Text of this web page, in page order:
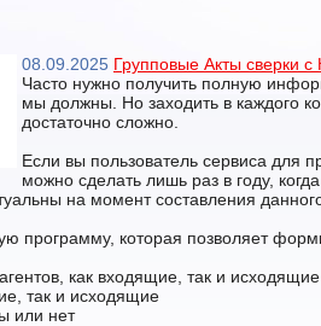
08.09.2025 Групповые Акты сверки
Часто нужно получить полную
мы должны. Но заходить в каждого
достаточно сложно.
Если вы пользователь сервиса для
можно сделать лишь раз в году,
на момент составления данного
программу, которая позволяет
как входящие, так и исходящие
так и исходящие
или нет